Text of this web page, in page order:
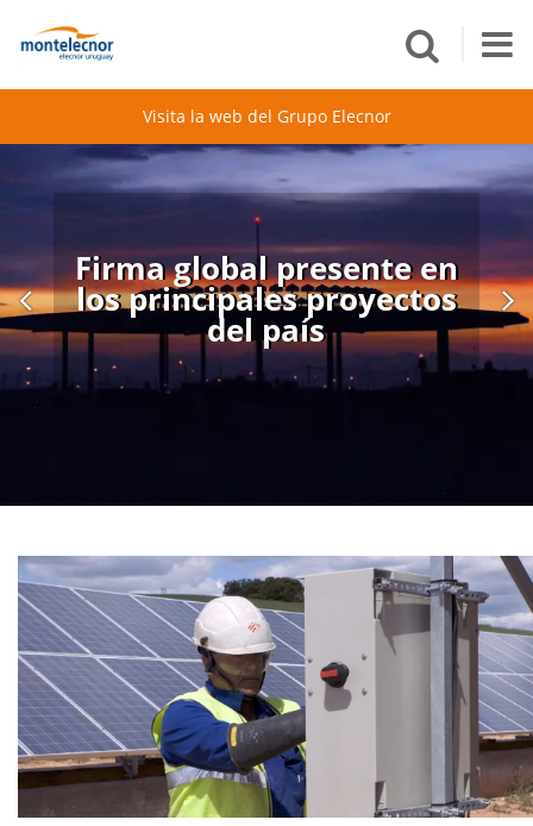
Visita la web del Grupo Elecnor
Firma global presente en
los principales proyectos
del país